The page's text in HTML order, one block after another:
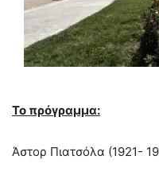
Το πρόγραμμα:
Άστορ Πιατσόλα (1921-